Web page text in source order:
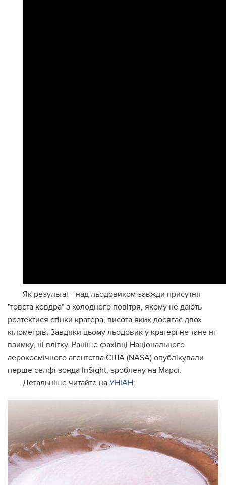
Як результат - над льодовиком завжди присутня
"товста ковдра" з холодного повітря, якому не дають
розтектися стінки кратера, висота яких досягає двох
кілометрів. Завдяки цьому льодовик у кратері не тане ні
взимку, ні влітку. Раніше фахівці Національного
аерокосмічного агентства США (NASA) опублікували
перше селфі зонда InSight, зроблену на Марсі.
Детальніше читайте на УНІАН: